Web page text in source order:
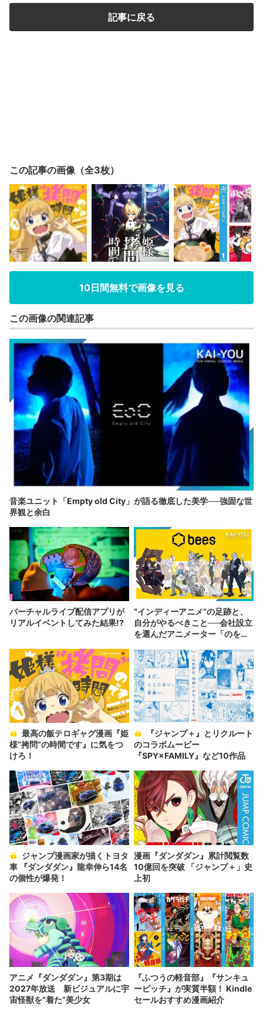
記事に戻る
この記事の画像（全3枚）
10日間無料で画像を見る
この画像の関連記事
音楽ユニット「Empty old City」が語る徹底した美学──強固な世
界観と余白
バーチャルライブ配信アプリが
リアルイベントしてみた結果!?
“インディーアニメ“の足跡と、
自分がやるべきこと──会社設立
を選んだアニメーター「のを
様“拷問”の時間です』に気をつ
けろ！
のコラボムービー
『SPY×FAMILY』など10作品
車 『ダンダダン』龍幸伸ら14名
の個性が爆発！
漫画『ダンダダン』累計閲覧数
10億回を突破 「ジャンプ＋」史
上初
アニメ『ダンダダン』第3期は
2027年放送 新ビジュアルに宇
宙怪獣を“着た”美少女
『ふつうの軽音部』『サンキュ
ーピッチ』が実質半額！ Kindle
セールおすすめ漫画紹介